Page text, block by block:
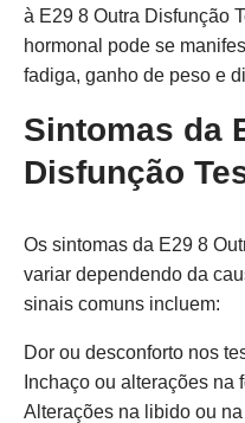
à E29 8 Outra Disfunção
hormonal pode se
fadiga, ganho de peso e
Sintomas da
Disfunção
Os sintomas da E29 8
variar dependendo da
sinais comuns incluem:
Dor ou desconforto nos
Inchaço ou alterações na
Alterações na libido ou na